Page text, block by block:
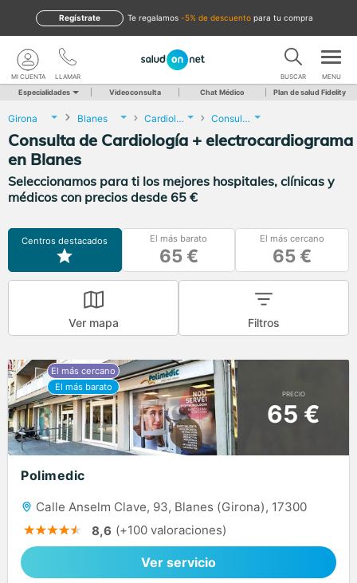
te regalamos -5% de descuento para tu compra
Regístrate
LLAMAR
MI CUENTA BUSCAR MENU
Especialidades Videoconsulta Chat Médico Plan de salud Fidelity
Girona Blanes Cardiología Consulta de Cardiología + electrocardiograma
Consulta de Cardiología + electrocardiograma
en Blanes
Seleccionamos para ti los mejores hospitales, clínicas y
médicos con precios desde 65 €
Centros destacados El más barato
65 €
El más cercano
65 €
Ver mapa Filtros
PRECIO
65 €
Polimedic
Calle Anselm Clave, 93, Blanes (Girona), 17300
8,6 (+100 valoraciones)
Ver servicio